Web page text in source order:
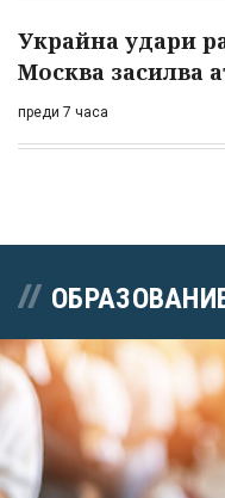
Украйна удари
Москва засилва
преди 7 часа